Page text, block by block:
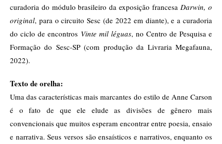
curadoria do módulo brasileiro da exposição francesa Darwin, o
original, para o circuito Sesc (de 2022 em diante), e a curadoria
do ciclo de encontros Vinte mil léguas, no Centro de Pesquisa e
Formação do Sesc-SP (com produção da Livraria Megafauna,
2022).
Texto de orelha:
Uma das características mais marcantes do estilo de Anne Carson
é o fato de que ele elude as divisões de gênero mais
convencionais que muitos esperam encontrar entre poesia, ensaio
e narrativa. Seus versos são ensaísticos e narrativos, enquanto os